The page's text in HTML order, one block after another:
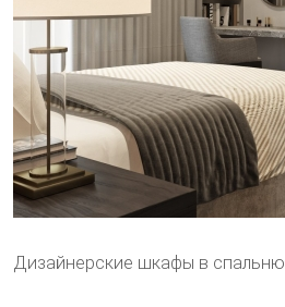
Дизайнерские шкафы в спальню